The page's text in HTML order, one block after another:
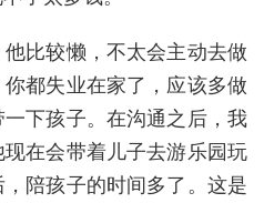
比较懒，不太会主动去做
都失业在家了，应该多做
下孩子。在沟通之后，我
在会带着儿子去游乐园玩
陪孩子的时间多了。这是